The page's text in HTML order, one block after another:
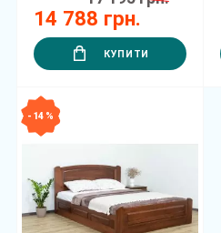
14 788 грн.
КУПИТИ
- 14 %